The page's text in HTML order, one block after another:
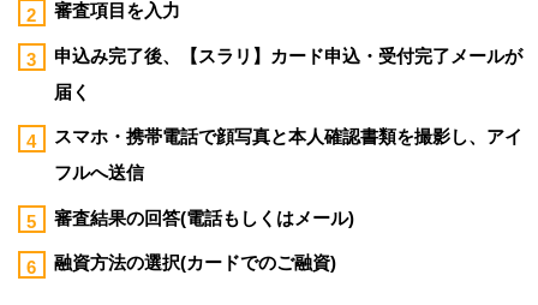
審査項目を入力
申込み完了後、【スラリ】カード申込・受付完了メールが
届く
スマホ・携帯電話で顔写真と本人確認書類を撮影し、アイ
フルへ送信
審査結果の回答(電話もしくはメール)
融資方法の選択(カードでのご融資)